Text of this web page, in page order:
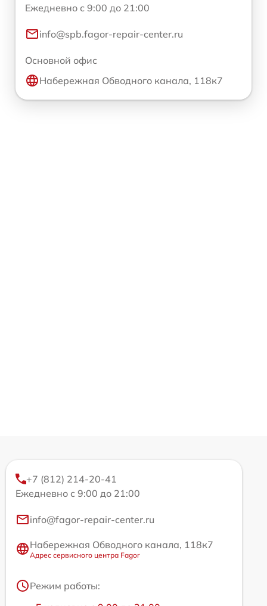
Ежедневно с 9:00 до 21:00
info@spb.fagor-repair-center.ru
Основной офис
Набережная Обводного канала, 118к7
+7 (812) 214-20-41
Ежедневно с 9:00 до 21:00
info@fagor-repair-center.ru
Набережная Обводного канала, 118к7
Адрес сервисного центра Fagor
Режим работы: